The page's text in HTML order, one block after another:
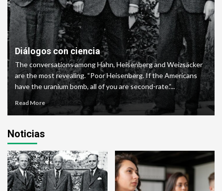
Diálogos con ciencia
The conversations among Hahn, Heisenberg and Weizsäcker
are the most revealing. “Poor Heisenberg. If the Americans
have the uranium bomb, all of you are second-rate.”...
Read More
Noticias